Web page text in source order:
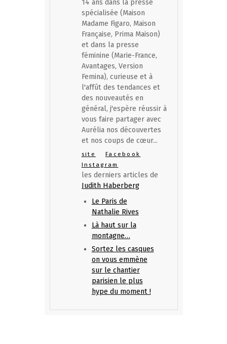
14 ans dans la presse
spécialisée (Maison
Madame Figaro, Maison
Française, Prima Maison)
et dans la presse
féminine (Marie-France,
Avantages, Version
Femina), curieuse et à
l'affût des tendances et
des nouveautés en
général, j'espère réussir à
vous faire partager avec
Aurélia nos découvertes
et nos coups de cœur...
site
Facebook
Instagram
les derniers articles de
Judith Haberberg
Le Paris de
Nathalie Rives
Là haut sur la
montagne…
Sortez les casques
on vous emmène
sur le chantier
parisien le plus
hype du moment !